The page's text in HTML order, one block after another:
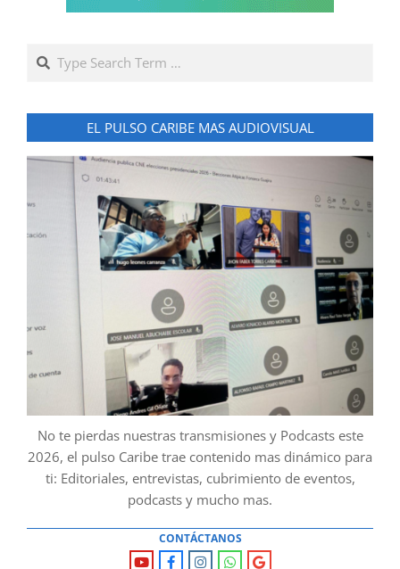
Search
EL PULSO CARIBE MAS AUDIOVISUAL
No te pierdas nuestras transmisiones y Podcasts este
2026, el pulso Caribe trae contenido mas dinámico para
ti: Editoriales, entrevistas, cubrimiento de eventos,
podcasts y mucho mas.
CONTÁCTANOS